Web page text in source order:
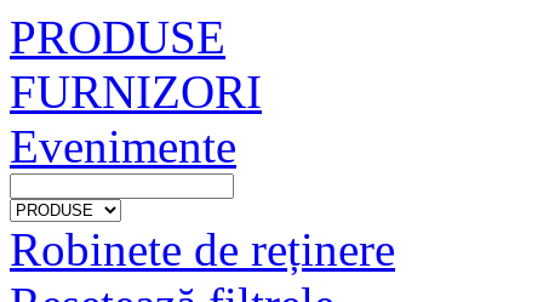
PRODUSE
FURNIZORI
Evenimente
Robinete de reținere